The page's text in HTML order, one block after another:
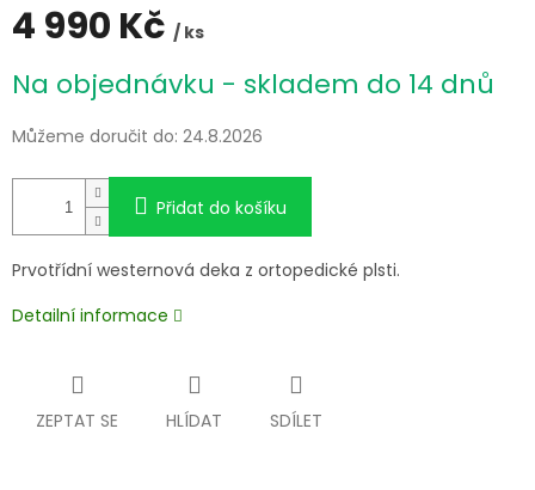
4 990 Kč / ks
cena:
Na objednávku - skladem do 14 dnů
Můžeme doručit do: 24.8.2026
Přidat do košíku
Prvotřídní westernová deka z ortopedické plsti.
Detailní informace
ZEPTAT SE HLÍDAT SDÍLET